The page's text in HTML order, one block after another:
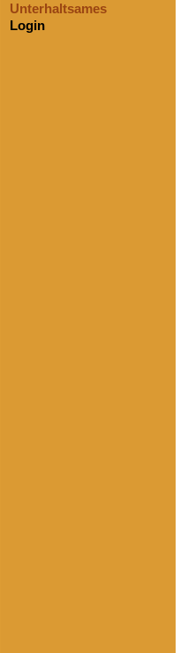
Unterhaltsames
Login